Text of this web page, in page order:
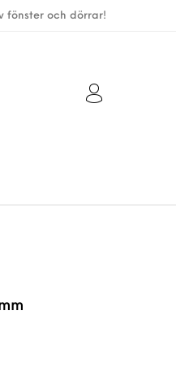
fönster och dörrar!